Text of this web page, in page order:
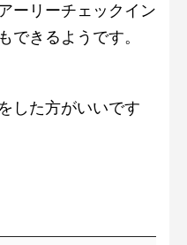
ーリーチェックイン
できるようです。
した方がいいです